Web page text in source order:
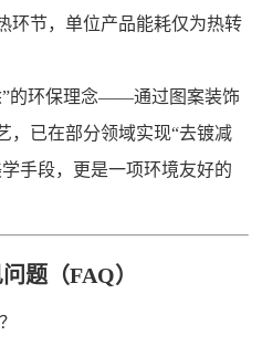
环节，单位产品能耗仅为热转
”的环保理念——通过图案装饰
，已在部分领域实现“去镀减
手段，更是一项环境友好的
题（FAQ）